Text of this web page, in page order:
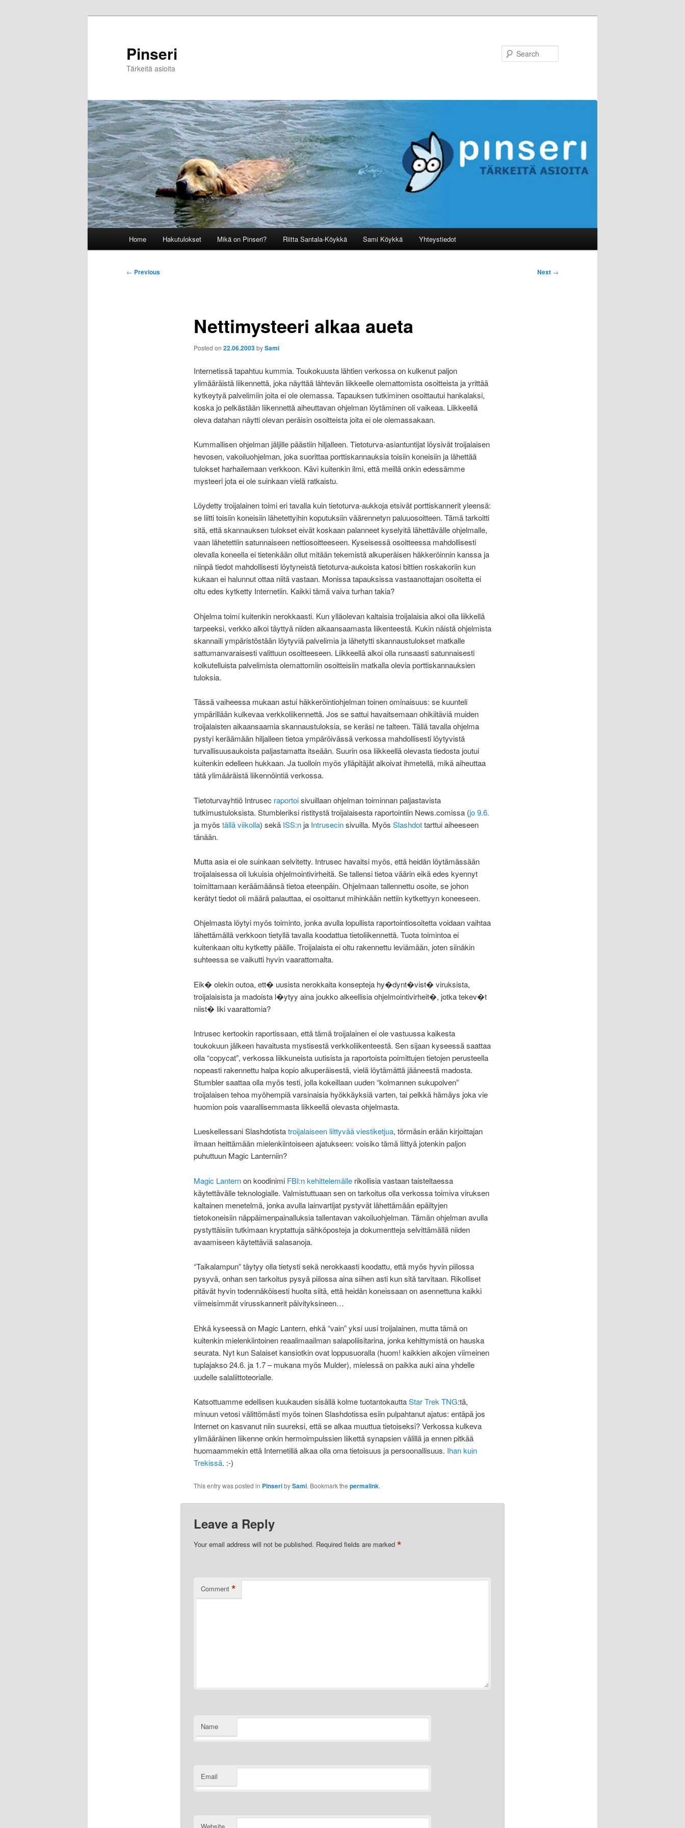
Pinseri
Tärkeitä asioita
Home Hakutulokset Mikä on Pinseri? Riitta Santala-Köykkä Sami Köykkä Yhteystiedot
Post
← Previous Next →
Nettimysteeri alkaa aueta
Posted on 22.06.2003bySami
Internetissä tapahtuu kummia. Toukokuusta lähtien verkossa on kulkenut paljon
ylimääräistä liikennettä, joka näyttää lähtevän liikkeelle olemattomista osoitteista ja yrittää
kytkeytyä palvelimiin joita ei ole olemassa. Tapauksen tutkiminen osoittautui hankalaksi,
koska jo pelkästään liikennettä aiheuttavan ohjelman löytäminen oli vaikeaa. Liikkeellä
oleva datahan näytti olevan peräisin osoitteista joita ei ole olemassakaan.
Kummallisen ohjelman jäljille päästiin hiljalleen. Tietoturva-asiantuntijat löysivät troijalaisen
hevosen, vakoiluohjelman, joka suorittaa porttiskannauksia toisiin koneisiin ja lähettää
tulokset harhailemaan verkkoon. Kävi kuitenkin ilmi, että meillä onkin edessämme
mysteeri jota ei ole suinkaan vielä ratkaistu.
Löydetty troijalainen toimi eri tavalla kuin tietoturva-aukkoja etsivät porttiskannerit yleensä:
se liitti toisiin koneisiin lähetettyihin koputuksiin väärennetyn paluuosoitteen. Tämä tarkoitti
sitä, että skannauksen tulokset eivät koskaan palanneet kyselyitä lähettävälle ohjelmalle,
vaan lähetettiin satunnaiseen nettiosoitteeseen. Kyseisessä osoitteessa mahdollisesti
olevalla koneella ei tietenkään ollut mitään tekemistä alkuperäisen häkkeröinnin kanssa ja
niinpä tiedot mahdollisesti löytyneistä tietoturva-aukoista katosi bittien roskakoriin kun
kukaan ei halunnut ottaa niitä vastaan. Monissa tapauksissa vastaanottajan osoitetta ei
oltu edes kytketty Internetiin. Kaikki tämä vaiva turhan takia?
Ohjelma toimi kuitenkin nerokkaasti. Kun ylläolevan kaltaisia troijalaisia alkoi olla liikkellä
tarpeeksi, verkko alkoi täyttyä niiden aikaansaamasta liikenteestä. Kukin näistä ohjelmista
skannaili ympäristöstään löytyviä palvelimia ja lähetytti skannaustulokset matkalle
sattumanvaraisesti valittuun osoitteeseen. Liikkeellä alkoi olla runsaasti satunnaisesti
kolkutelluista palvelimista olemattomiin osoitteisiin matkalla olevia porttiskannauksien
tuloksia.
Tässä vaiheessa mukaan astui häkkeröintiohjelman toinen ominaisuus: se kuunteli
ympärillään kulkevaa verkkoliikennettä. Jos se sattui havaitsemaan ohikiitäviä muiden
troijalaisten aikaansaamia skannaustuloksia, se keräsi ne talteen. Tällä tavalla ohjelma
pystyi keräämään hiljalleen tietoa ympäröivässä verkossa mahdollisesti löytyvistä
turvallisuusaukoista paljastamatta itseään. Suurin osa liikkeellä olevasta tiedosta joutui
kuitenkin edelleen hukkaan. Ja tuolloin myös ylläpitäjät alkoivat ihmetellä, mikä aiheuttaa
tätä ylimääräistä liikennöintiä verkossa.
Tietoturvayhtiö Intrusec raportoisivuillaan ohjelman toiminnan paljastavista
tutkimustuloksista. Stumbleriksi ristitystä troijalaisesta raportointiin News.comissa (jo 9.6.
ja myös tällä viikolla) sekä ISS:nja Intrusecinsivuilla. Myös Slashdottarttui aiheeseen
tänään.
Mutta asia ei ole suinkaan selvitetty. Intrusec havaitsi myös, että heidän löytämässään
troijalaisessa oli lukuisia ohjelmointivirheitä. Se tallensi tietoa väärin eikä edes kyennyt
toimittamaan keräämäänsä tietoa eteenpäin. Ohjelmaan tallennettu osoite, se johon
kerätyt tiedot oli määrä palauttaa, ei osoittanut mihinkään nettiin kytkettyyn koneeseen.
Ohjelmasta löytyi myös toiminto, jonka avulla lopullista raportointiosoitetta voidaan vaihtaa
lähettämällä verkkoon tietyllä tavalla koodattua tietoliikennettä. Tuota toimintoa ei
kuitenkaan oltu kytketty päälle. Troijalaista ei oltu rakennettu leviämään, joten siinäkin
suhteessa se vaikutti hyvin vaarattomalta.
Eik� olekin outoa, ett� uusista nerokkaita konsepteja hy�dynt�vist� viruksista,
troijalaisista ja madoista l�ytyy aina joukko alkeellisia ohjelmointivirheit�, jotka tekev�t
niist� liki vaarattomia?
Intrusec kertookin raportissaan, että tämä troijalainen ei ole vastuussa kaikesta
toukokuun jälkeen havaitusta mystisestä verkkoliikenteestä. Sen sijaan kyseessä saattaa
olla “copycat”, verkossa liikkuneista uutisista ja raportoista poimittujen tietojen perusteella
nopeasti rakennettu halpa kopio alkuperäisestä, vielä löytämättä jääneestä madosta.
Stumbler saattaa olla myös testi, jolla kokeillaan uuden “kolmannen sukupolven”
troijalaisen tehoa myöhempiä varsinaisia hyökkäyksiä varten, tai pelkkä hämäys joka vie
huomion pois vaarallisemmasta liikkeellä olevasta ohjelmasta.
Lueskellessani Slashdotistatroijalaiseen liittyvää viestiketjua, törmäsin erään kirjoittajan
ilmaan heittämään mielenkiintoiseen ajatukseen: voisiko tämä liittyä jotenkin paljon
puhuttuun Magic Lanterniin?
Magic Lanternon koodinimi FBI:n kehittelemällerikollisia vastaan taisteltaessa
käytettävälle teknologialle. Valmistuttuaan sen on tarkoitus olla verkossa toimiva viruksen
kaltainen menetelmä, jonka avulla lainvartijat pystyvät lähettämään epäiltyjen
tietokoneisiin näppäimenpainalluksia tallentavan vakoiluohjelman. Tämän ohjelman avulla
pystyttäisiin tutkimaan kryptattuja sähköposteja ja dokumentteja selvittämällä niiden
avaamiseen käytettäviä salasanoja.
“Taikalampun” täytyy olla tietysti sekä nerokkaasti koodattu, että myös hyvin piilossa
pysyvä, onhan sen tarkoitus pysyä piilossa aina siihen asti kun sitä tarvitaan. Rikolliset
pitävät hyvin todennäköisesti huolta siitä, että heidän koneissaan on asennettuna kaikki
viimeisimmät virusskannerit päivityksineen…
Ehkä kyseessä on Magic Lantern, ehkä “vain” yksi uusi troijalainen, mutta tämä on
kuitenkin mielenkiintoinen reaalimaailman salapoliisitarina, jonka kehittymistä on hauska
seurata. Nyt kun Salaiset kansiotkin ovat loppusuoralla (huom! kaikkien aikojen viimeinen
tuplajakso 24.6. ja 1.7 – mukana myös Mulder), mielessä on paikka auki aina yhdelle
uudelle salaliittoteorialle.
Katsottuamme edellisen kuukauden sisällä kolme tuotantokauttaStar Trek TNG:tä,
minuun vetosi välittömästi myös toinen Slashdotissa esiin pulpahtanut ajatus: entäpä jos
Internet on kasvanut niin suureksi, että se alkaa muuttua tietoiseksi? Verkossa kulkeva
ylimääräinen liikenne onkin hermoimpulssien liikettä synapsien välillä ja ennen pitkää
huomaammekin että Internetillä alkaa olla oma tietoisuus ja persoonallisuus. Ihan kuin
Trekissä. :-)
This entry was posted in PinseribySami. Bookmark the permalink.
Leave a Reply
Your email address will not be published. Required fields are marked *
Comment *
Name
Email